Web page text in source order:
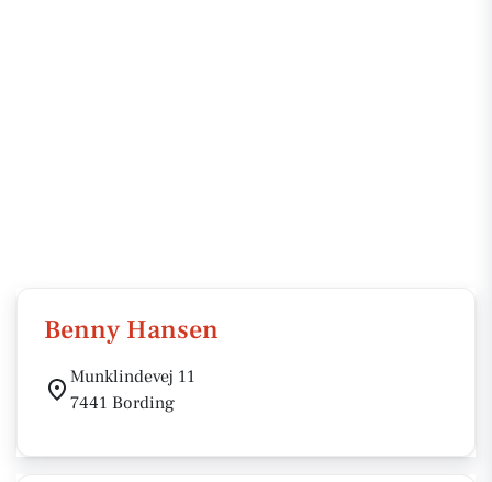
Benny Hansen
Munklindevej 11
7441 Bording